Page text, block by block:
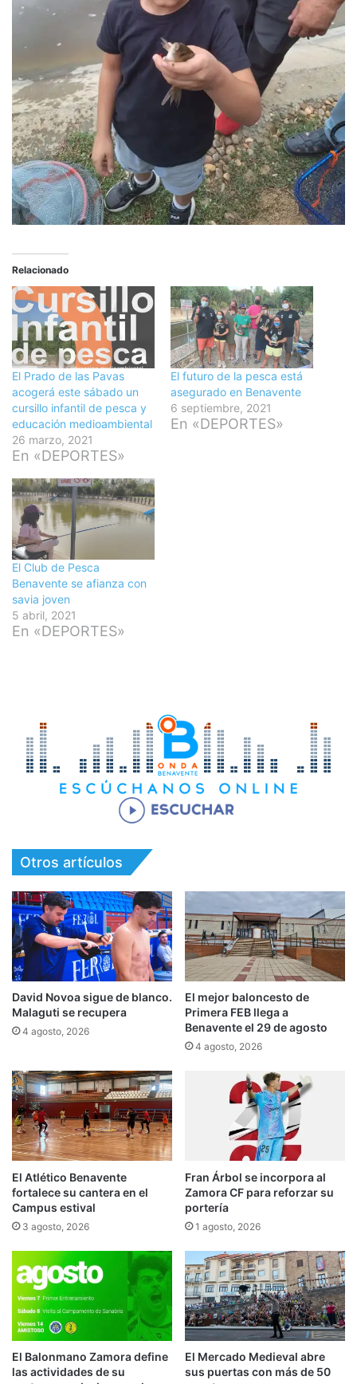
Relacionado
El Prado de las Pavas
acogerá este sábado un
cursillo infantil de pesca y
educación medioambiental
26 marzo, 2021
En «DEPORTES»
El futuro de la pesca está
asegurado en Benavente
6 septiembre, 2021
En «DEPORTES»
El Club de Pesca
Benavente se afianza con
savia joven
5 abril, 2021
En «DEPORTES»
Otros artículos
David Novoa sigue de blanco.
Malaguti se recupera
4 agosto, 2026
El mejor baloncesto de
Primera FEB llega a
Benavente el 29 de agosto
4 agosto, 2026
El Atlético Benavente
fortalece su cantera en el
Campus estival
3 agosto, 2026
Fran Árbol se incorpora al
Zamora CF para reforzar su
portería
1 agosto, 2026
El Balonmano Zamora define
las actividades de su
El Mercado Medieval abre
sus puertas con más de 50